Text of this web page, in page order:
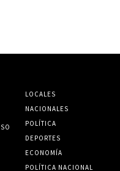
LOCALES
NACIONALES
POLÍTICA
DEPORTES
ECONOMÍA
POLÍTICA NACIONAL